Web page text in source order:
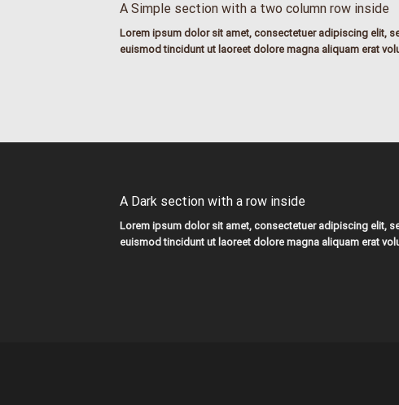
A Simple section with a two column row inside
Lorem ipsum dolor sit amet, consectetuer adipiscing elit,
euismod tincidunt ut laoreet dolore magna aliquam erat
A Dark section with a row inside
Lorem ipsum dolor sit amet, consectetuer adipiscing elit,
euismod tincidunt ut laoreet dolore magna aliquam erat